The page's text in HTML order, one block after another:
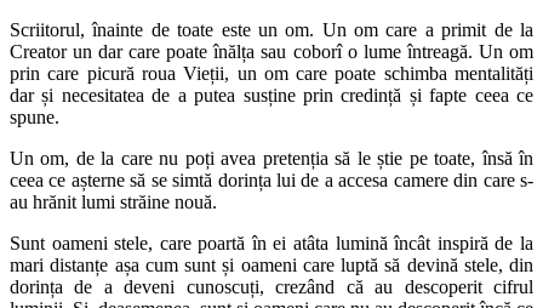
Scriitorul, înainte de toate este un om. Un om care a primit de la
Creator un dar care poate înălța sau coborî o lume întreagă. Un om
prin care picură roua Vieții, un om care poate schimba mentalități
dar și necesitatea de a putea susține prin credință și fapte ceea ce
spune.
Un om, de la care nu poți avea pretenția să le știe pe toate, însă în
ceea ce așterne să se simtă dorința lui de a accesa camere din care s-
au hrănit lumi străine nouă.
Sunt oameni stele, care poartă în ei atâta lumină încât inspiră de la
mari distanțe așa cum sunt și oameni care luptă să devină stele, din
dorința de a deveni cunoscuți, crezând că au descoperit cifrul